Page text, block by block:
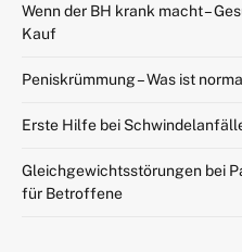
Wenn der BH krank macht –
Kauf
Peniskrümmung – Was ist
Erste Hilfe bei
Gleichgewichtsstörungen bei
für Betroffene